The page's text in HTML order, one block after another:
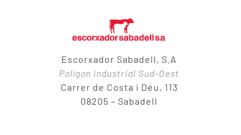
Escorxador Sabadell, S.A
Polígon industrial Sud-Oest
Carrer de Costa i Déu, 113
08205 – Sabadell